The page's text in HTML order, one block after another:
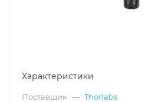
Характеристики
Поставщик — Thorlabs